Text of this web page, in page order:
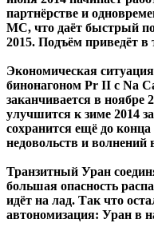
партнёрстве и
МС, что даёт быстрый
2015. Подъём приведёт в
Экономическая
бинонагоном Pr II с Na
заканчивается в ноябре
улучшится к зиме 2014
сохранится ещё до
недовольств и волнений
Транзитный Уран
большая опасность
идёт на лад. Так что
автономизация: Уран в